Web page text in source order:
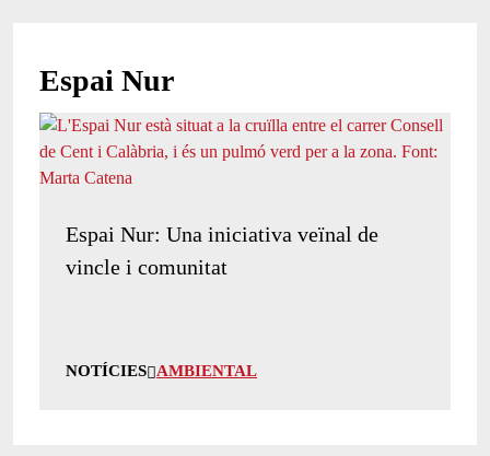
Espai Nur
Espai Nur: Una iniciativa veïnal de
vincle i comunitat
NOTÍCIES AMBIENTAL